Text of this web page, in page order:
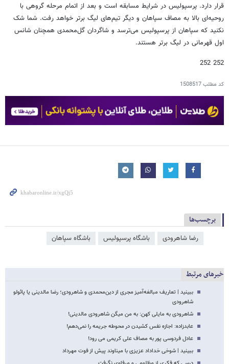
قرار دارد. پرسپولیس در شرایط مسابقه است و بعد از اتمام مرحله گروهی با
روحیه‌ای بالا به مصاف سپاهان و دیگر تیم‌های لیگ برتر خواهد رفت. شما شک
نکنید که سپاهان از پرسپولیس می‌ترسد و شاگردان گل‌محمدی همچنان شانس
اول قهرمانی در لیگ برتر هستند.
252 252
کد مطلب1508517
برچسب‌ها
رضا شاهرودی باشگاه پرسپولیس باشگاه سپاهان
خبرهای مرتبط
ببینید | تعاریف مبالغه‌آمیز مجری از دین‌محمدی و شاهرودی؛ رضا مالدینی یا پائولو
شاهرودی
شاهرودی به مایلی کهن: به من میگن شاهرودی مالدینی!
عابدزاده: اجازه نفس کشیدن در محوطه جریمه را نمی‌دهم!
عادل فردوسی پور به مصاف علی کریمی می رود!
ببینید | شوخی خداداد عزیزی با میناوند پیش از فوت مهرداد